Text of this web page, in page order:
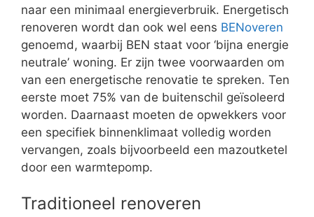
naar een minimaal energieverbruik. Energetisch
renoveren wordt dan ook wel eens BENoveren
genoemd, waarbij BEN staat voor ‘bijna energie
neutrale’ woning. Er zijn twee voorwaarden om
van een energetische renovatie te spreken. Ten
eerste moet 75% van de buitenschil geïsoleerd
worden. Daarnaast moeten de opwekkers voor
een specifiek binnenklimaat volledig worden
vervangen, zoals bijvoorbeeld een mazoutketel
door een warmtepomp.
Traditioneel renoveren